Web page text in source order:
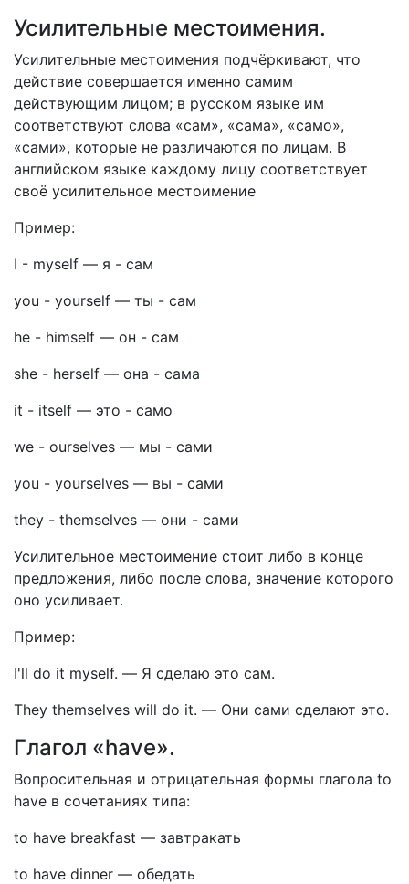
Усилительные местоимения.
Усилительные местоимения подчёркивают, что
действие совершается именно самим
действующим лицом; в русском языке им
соответствуют слова «сам», «сама», «само»,
«сами», которые не различаются по лицам. В
английском языке каждому лицу соответствует
своё усилительное местоимение
Пример:
I - myself — я - сам
you - yourself — ты - сам
he - himself — он - сам
she - herself — она - сама
it - itself — это - само
we - ourselves — мы - сами
you - yourselves — вы - сами
they - themselves — они - сами
Усилительное местоимение стоит либо в конце
предложения, либо после слова, значение которого
оно усиливает.
Пример:
I'll do it myself. — Я сделаю это сам.
They themselves will do it. — Они сами сделают это.
Глагол «have».
Вопросительная и отрицательная формы глагола to
have в сочетаниях типа:
to have breakfast — завтракать
to have dinner — обедать